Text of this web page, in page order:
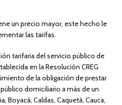
un precio mayor, este hecho le
las tarifas.
tarifaria del servicio público de
en la Resolución CREG
de la obligación de prestar
domiciliario a más de un
Boyacá, Caldas, Caquetá, Cauca,